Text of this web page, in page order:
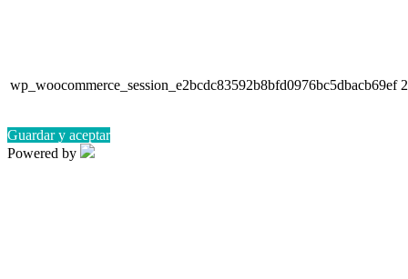
wp_woocommerce_session_e2bcdc83592b8bfd0976bc5dbacb69ef
Guardar y aceptar
Powered by